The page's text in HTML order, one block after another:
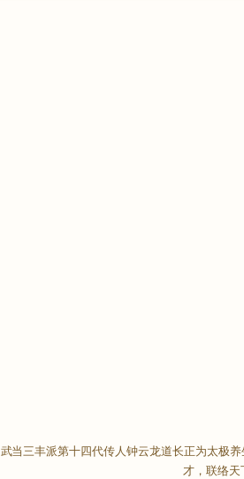
武当三丰派第十四代传人钟云龙道长正为太极养
才，联络